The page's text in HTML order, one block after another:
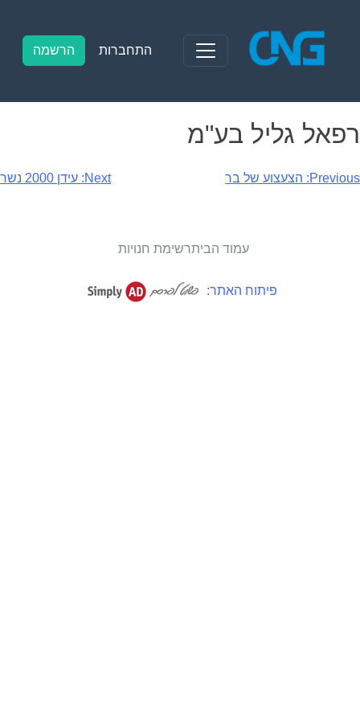
content
התחברות הרשמה
רפאל גליל בע"מ
ניווט
Previous: הצעצוע של בר Next: עידן 2000 נשר
עמוד הביתרשימת חנויות
פיתוח האתר: